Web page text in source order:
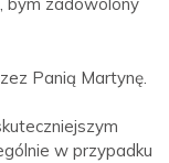
Panią Martynę.
w przypadku